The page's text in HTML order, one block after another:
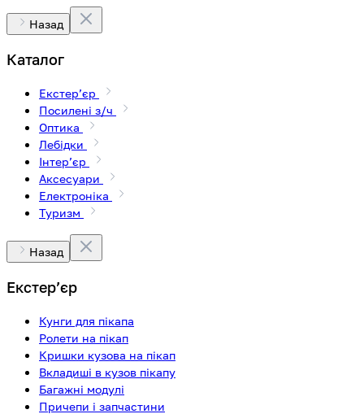
Назад
Каталог
Екстерʼєр
Посилені з/ч
Оптика
Лебідки
Інтерʼєр
Аксесуари
Електроніка
Туризм
Назад
Екстерʼєр
Кунги для пікапа
Ролети на пікап
Кришки кузова на пікап
Вкладиші в кузов пікапу
Багажні модулі
Причепи і запчастини